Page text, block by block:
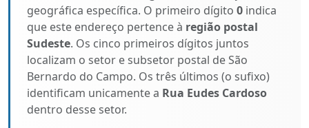
geográfica específica. O primeiro dígito 0 indica
que este endereço pertence à região postal
Sudeste. Os cinco primeiros dígitos juntos
localizam o setor e subsetor postal de São
Bernardo do Campo. Os três últimos (o sufixo)
identificam unicamente a Rua Eudes Cardoso
dentro desse setor.